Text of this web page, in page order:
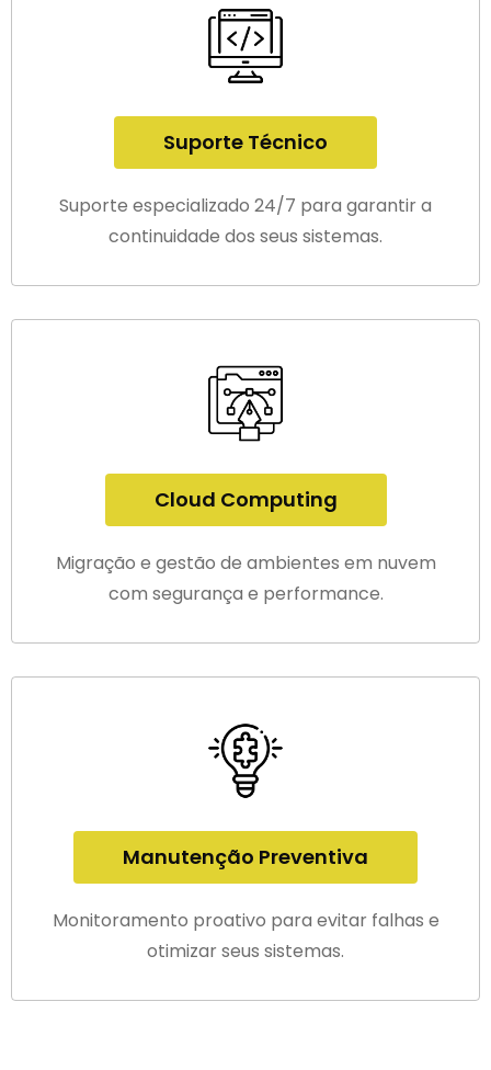
Suporte Técnico
Suporte especializado 24/7 para garantir a
continuidade dos seus sistemas.
Cloud Computing
Migração e gestão de ambientes em nuvem
com segurança e performance.
Manutenção Preventiva
Monitoramento proativo para evitar falhas e
otimizar seus sistemas.